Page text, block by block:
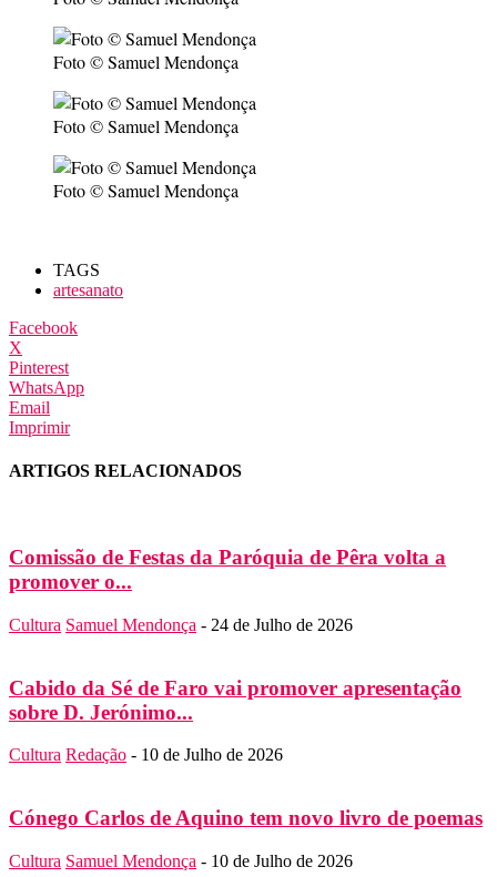
Foto © Samuel Mendonça
Foto © Samuel Mendonça
Foto © Samuel Mendonça
TAGS
artesanato
Facebook
X
Pinterest
WhatsApp
Email
Imprimir
ARTIGOS RELACIONADOS
Comissão de Festas da Paróquia de Pêra volta a
promover o...
Cultura Samuel Mendonça - 24 de Julho de 2026
Cabido da Sé de Faro vai promover apresentação
sobre D. Jerónimo...
Cultura Redação - 10 de Julho de 2026
Cónego Carlos de Aquino tem novo livro de poemas
Cultura Samuel Mendonça - 10 de Julho de 2026